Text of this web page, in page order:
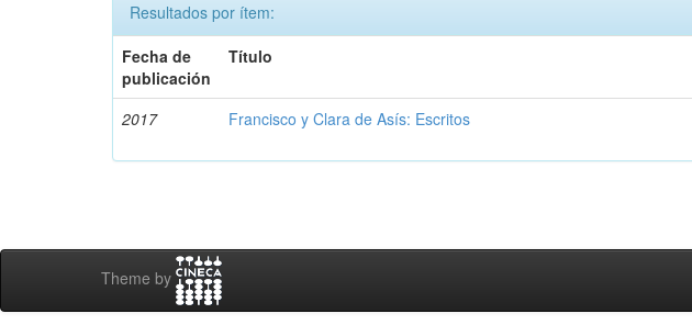
Resultados por ítem:
Fecha de
publicación
Título
2017 Francisco y Clara de Asís: Escritos
Theme by